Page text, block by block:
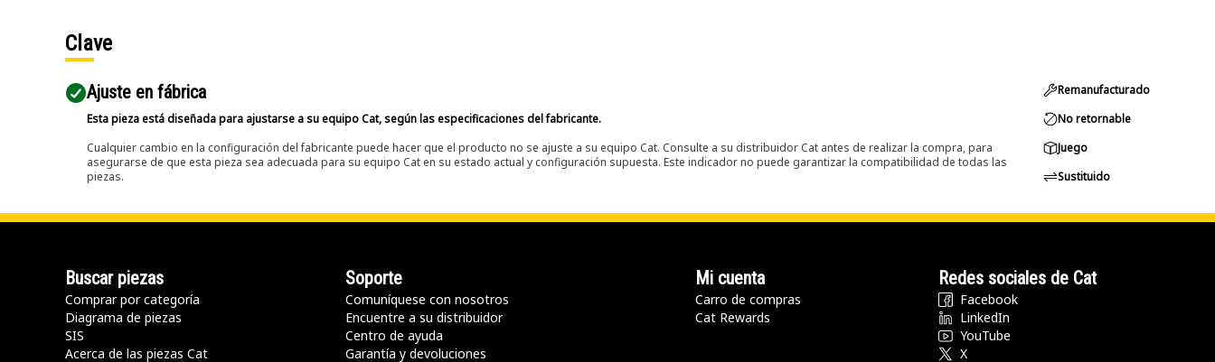
Clave
Ajuste en fábrica
Esta pieza está diseñada para ajustarse a su equipo Cat, según las especificaciones del fabricante.
Cualquier cambio en la configuración del fabricante puede hacer que el producto no se ajuste a su equipo Cat. Consulte a su distribuidor Cat antes de realizar la compra, para
asegurarse de que esta pieza sea adecuada para su equipo Cat en su estado actual y configuración supuesta. Este indicador no puede garantizar la compatibilidad de todas las
piezas.
Remanufacturado
No retornable
Juego
Sustituido
Buscar piezas
Comprar por categoría
Diagrama de piezas
SIS
Acerca de las piezas Cat
Soporte
Comuníquese con nosotros
Encuentre a su distribuidor
Centro de ayuda
Garantía y devoluciones
Mi cuenta
Carro de compras
Cat Rewards
Redes sociales de Cat
Facebook
LinkedIn
YouTube
X